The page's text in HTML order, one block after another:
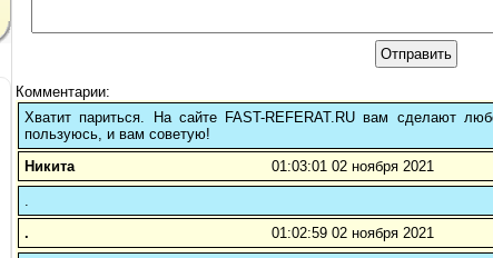
Комментарии:
Хватит париться. На сайте FAST-REFERAT.RU вам сделают
пользуюсь, и вам советую!
Никита
01:03:01 02 ноября 2021
.
.
01:02:59 02 ноября 2021